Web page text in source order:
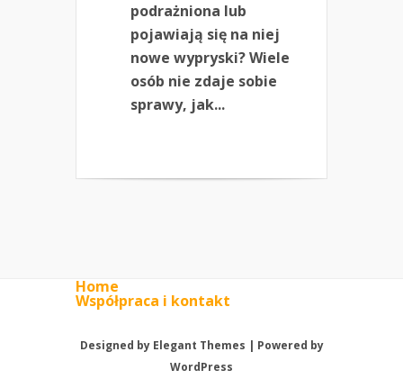
podrażniona lub
pojawiają się na niej
nowe wypryski? Wiele
osób nie zdaje sobie
sprawy, jak...
Home
Współpraca i kontakt
Designed by Elegant Themes | Powered by
WordPress